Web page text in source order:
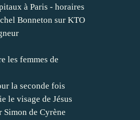
à Paris - horaires
Bonneton sur KTO
les femmes de
la seconde fois
le visage de Jésus
Simon de Cyrène